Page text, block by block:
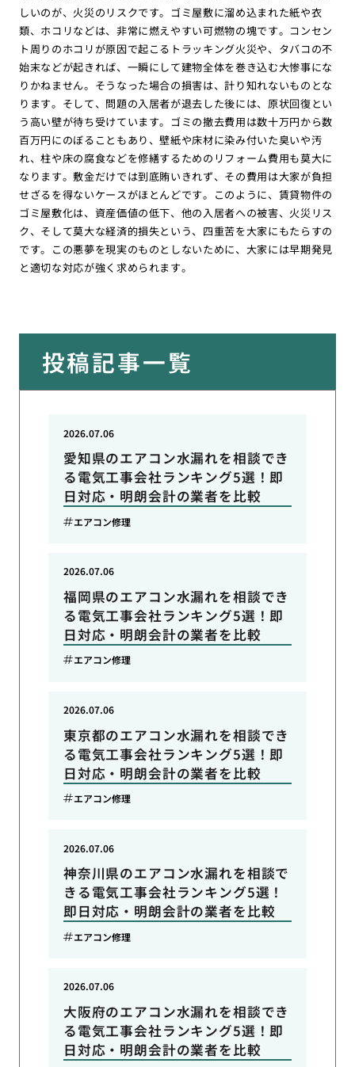
しいのが、火災のリスクです。ゴミ屋敷に溜め込まれた紙や衣
類、ホコリなどは、非常に燃えやすい可燃物の塊です。コンセン
ト周りのホコリが原因で起こるトラッキング火災や、タバコの不
始末などが起きれば、一瞬にして建物全体を巻き込む大惨事にな
りかねません。そうなった場合の損害は、計り知れないものとな
ります。そして、問題の入居者が退去した後には、原状回復とい
う高い壁が待ち受けています。ゴミの撤去費用は数十万円から数
百万円にのぼることもあり、壁紙や床材に染み付いた臭いや汚
れ、柱や床の腐食などを修繕するためのリフォーム費用も莫大に
なります。敷金だけでは到底賄いきれず、その費用は大家が負担
せざるを得ないケースがほとんどです。このように、賃貸物件の
ゴミ屋敷化は、資産価値の低下、他の入居者への被害、火災リス
ク、そして莫大な経済的損失という、四重苦を大家にもたらすの
です。この悪夢を現実のものとしないために、大家には早期発見
と適切な対応が強く求められます。
投稿記事一覧
愛知県のエアコン水漏れを相談でき
る電気工事会社ランキング5選！即
日対応・明朗会計の業者を比較
2026.07.06
エアコン修理
福岡県のエアコン水漏れを相談でき
る電気工事会社ランキング5選！即
日対応・明朗会計の業者を比較
2026.07.06
エアコン修理
東京都のエアコン水漏れを相談でき
る電気工事会社ランキング5選！即
日対応・明朗会計の業者を比較
2026.07.06
エアコン修理
神奈川県のエアコン水漏れを相談で
きる電気工事会社ランキング5選！
即日対応・明朗会計の業者を比較
2026.07.06
エアコン修理
大阪府のエアコン水漏れを相談でき
る電気工事会社ランキング5選！即
日対応・明朗会計の業者を比較
2026.07.06